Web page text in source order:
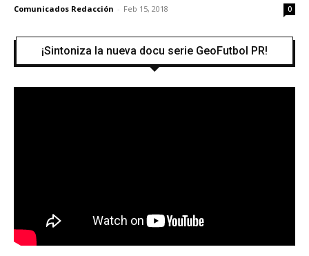
Comunicados Redacción - Feb 15, 2018 0
¡Sintoniza la nueva docu serie GeoFutbol PR!